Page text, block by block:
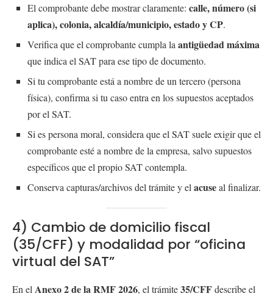
El comprobante debe mostrar claramente: calle, número (si
aplica), colonia, alcaldía/municipio, estado y CP.
Verifica que el comprobante cumpla la antigüedad máxima
que indica el SAT para ese tipo de documento.
Si tu comprobante está a nombre de un tercero (persona
física), confirma si tu caso entra en los supuestos aceptados
por el SAT.
Si es persona moral, considera que el SAT suele exigir que el
comprobante esté a nombre de la empresa, salvo supuestos
específicos que el propio SAT contempla.
Conserva capturas/archivos del trámite y el acuseal finalizar.
4) Cambio de domicilio fiscal
(35/CFF) y modalidad por “oficina
virtual del SAT”
En el Anexo 2 de la RMF 2026, el trámite35/CFFdescribe el